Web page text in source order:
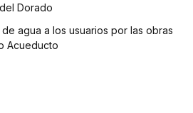
Dorado
agua a los usuarios por las obras
Acueducto